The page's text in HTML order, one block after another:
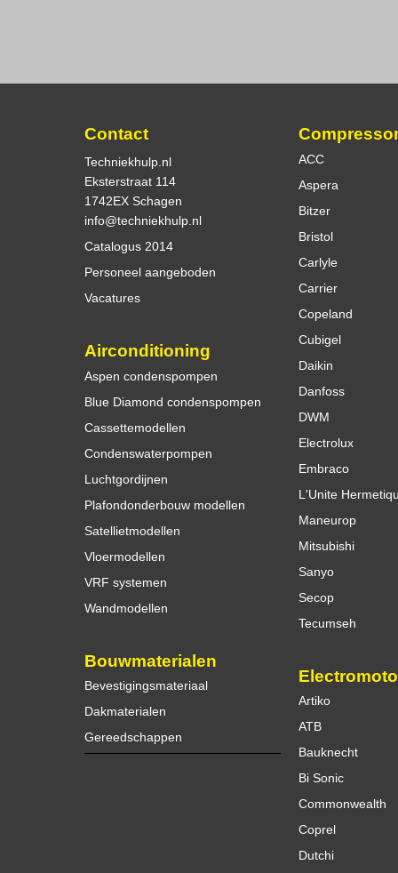
Contact
Techniekhulp.nl
Eksterstraat 114
1742EX Schagen
info@techniekhulp.nl
Catalogus 2014
Personeel aangeboden
Vacatures
Airconditioning
Aspen condenspompen
Blue Diamond condenspompen
Cassettemodellen
Condenswaterpompen
Luchtgordijnen
Plafondonderbouw modellen
Satellietmodellen
Vloermodellen
VRF systemen
Wandmodellen
Bouwmaterialen
Bevestigingsmateriaal
Dakmaterialen
Gereedschappen
ACC
Aspera
Bitzer
Bristol
Carlyle
Carrier
Copeland
Cubigel
Daikin
Danfoss
DWM
Electrolux
Embraco
L'Unite
Maneurop
Mitsubishi
Sanyo
Secop
Tecumseh
Artiko
ATB
Bauknecht
Bi Sonic
Commonwealth
Coprel
Dutchi